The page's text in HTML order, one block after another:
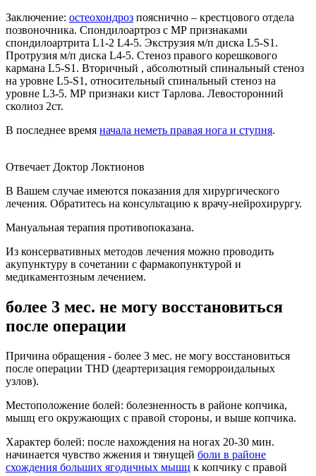
Заключение: остеохондроз пояснично – крестцового отдела
позвоночника. Спондилоартроз с МР признаками
спондилоартрита L1-2 L4-5. Экструзия м/п диска L5-S1.
Протрузия м/п диска L4-5. Стеноз правого корешкового
кармана L5-S1. Вторичный , абсолютный спинальный стеноз
на уровне L5-S1, относительный спинальный стеноз на
уровне L3-5. МР признаки кист Тарлова. Левосторонний
сколиоз 2ст.
В последнее время начала неметь правая нога и ступня.
Отвечает Доктор Локтионов
В Вашем случае имеются показания для хирургического
лечения. Обратитесь на консультацию к врачу-нейрохирургу.
Мануальная терапия противопоказана.
Из консервативных методов лечения можно проводить
акупунктуру в сочетании с фармакопунктурой и
медикаментозным лечением.
более 3 мес. не могу восстановиться
после операции
Причина обращения - более 3 мес. не могу восстановиться
после операции THD (деартеризация геморроидальных
узлов).
Местоположение болей: болезненность в районе копчика,
мышц его окружающих с правой стороны, и выше копчика.
Характер болей: после нахождения на ногах 20-30 мин.
начинается чувство жжения и тянущей боли в районе
схождения больших ягодичных мышц к копчику с правой